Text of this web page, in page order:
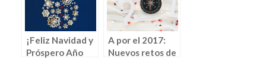
¡Feliz Navidad y
Próspero Año
A por el 2017:
Nuevos retos de